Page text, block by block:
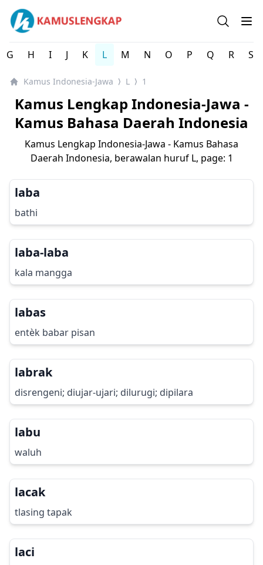
Kamus Lengkap Indonesia-Jawa - Kamus Bahasa Daerah
Open
G H I J K L M N O P Q R S
Kamus Indonesia-Jawa ⟩ L ⟩ 1
Kamus Lengkap Indonesia-Jawa -
Kamus Bahasa Daerah Indonesia
Kamus Lengkap Indonesia-Jawa - Kamus Bahasa
Daerah Indonesia, berawalan huruf L, page: 1
laba
bathi
laba-laba
kala mangga
labas
entèk babar pisan
labrak
disrengeni; diujar-ujari; dilurugi; dipilara
labu
waluh
lacak
tlasing tapak
laci